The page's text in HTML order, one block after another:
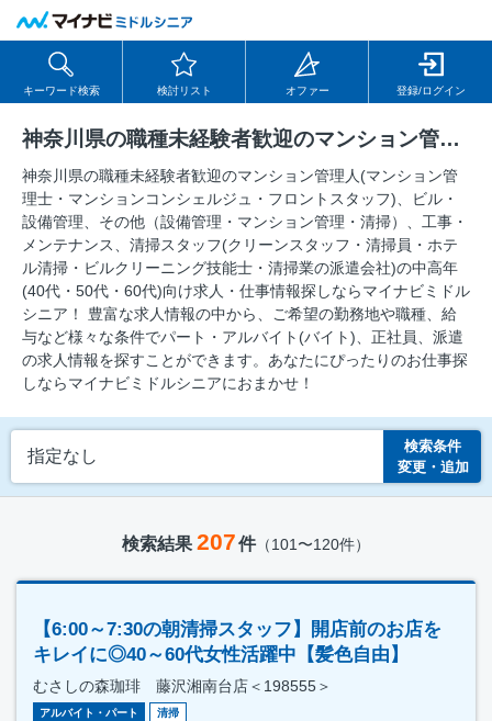
キーワード検索 検討リスト オファー 登録/ログイン
神奈川県の職種未経験者歓迎のマンション管理人(マンション管理士・マンションコンシェルジュ・フロントスタッフ)、ビル・設備管理、その他（設備管理・マンション管理・清掃）、工事・メンテナンス、清掃スタッフ(クリーンスタッフ・清掃員・ホテル清掃・ビルクリーニング技能士・清掃業の派遣会社)の求人
神奈川県の職種未経験者歓迎のマンション管理人(マンション管
理士・マンションコンシェルジュ・フロントスタッフ)、ビル・
設備管理、その他（設備管理・マンション管理・清掃）、工事・
メンテナンス、清掃スタッフ(クリーンスタッフ・清掃員・ホテ
ル清掃・ビルクリーニング技能士・清掃業の派遣会社)の中⾼年
(40代・50代・60代)向け求⼈・仕事情報探しならマイナビミドル
シニア！ 豊富な求人情報の中から、ご希望の勤務地や職種、給
与など様々な条件でパート・アルバイト(バイト)、正社員、派遣
の求人情報を探すことができます。あなたにぴったりのお仕事探
しならマイナビミドルシニアにおまかせ！
指定なし
検索条件
変更・追加
検索結果 207件（101〜120件）
【6:00～7:30の朝清掃スタッフ】開店前のお店を
キレイに◎40～60代女性活躍中【髪色自由】
むさしの森珈琲 藤沢湘南台店＜198555＞
アルバイト・パート 清掃